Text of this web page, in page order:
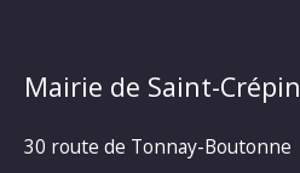
Mairie de Saint-Crépin
30 route de Tonnay-Boutonne